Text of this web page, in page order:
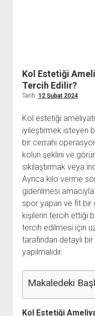
Kol Estetiği
Tercih Edilir?
Tarih: 12 Şubat 2024
Kol estetiği
iyileştirmek isteyen
bir cerrahi
kolun şeklini ve
sıkılaştırmak veya
Ayrıca kilo verme
giderilmesi
spor yapan ve fit bir
kişilerin tercih ettiği
tercih edilmesi için
tarafından detaylı
yapılmalıdır.
Makaledeki
Kol Estetiği